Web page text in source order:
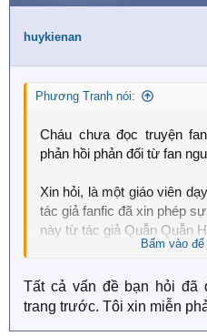
huykienan
Phương Tranh nói:
Cháu chưa đọc truyện
phản hồi phản đối từ fan
Xin hỏi, là một giáo viên
tác giả fanfic đã xin phép
này từ tác giả Quẫn Quẫn
chê bai nguyên tác, đây có
Bấm vào
Tất cả vấn đề bạn hỏi
trang trước. Tôi xin miễn